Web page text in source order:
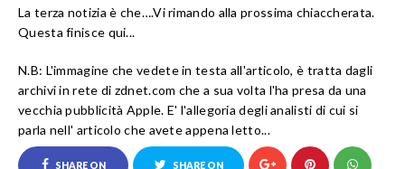
La terza notizia è che….Vi rimando alla prossima chiaccherata.
Questa finisce qui...
N.B: L'immagine che vedete in testa all'articolo, è tratta dagli
archivi in rete di zdnet.com che a sua volta l'ha presa da una
vecchia pubblicità Apple. E' l'allegoria degli analisti di cui si
parla nell' articolo che avete appena letto...
SHARE ON SHARE ON